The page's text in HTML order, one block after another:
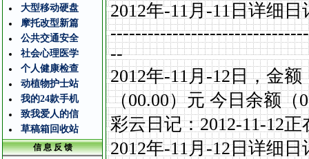
大型移动硬盘
摩托改型新篇
公共交通安全
社会心理医学
个人健康检查
动植物护士站
我的24款手机
致我爱人的信
草稿箱回收站
信 息 反 馈
2012年-11月-11日详细日
--
2012年-11月-12日，金额
（00.00）元 今日余额（
彩云日记：2012-11-12正
2012年-11月-12日详细日